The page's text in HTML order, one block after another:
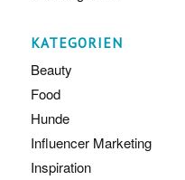
KATEGORIEN
Beauty
Food
Hunde
Influencer Marketing
Inspiration